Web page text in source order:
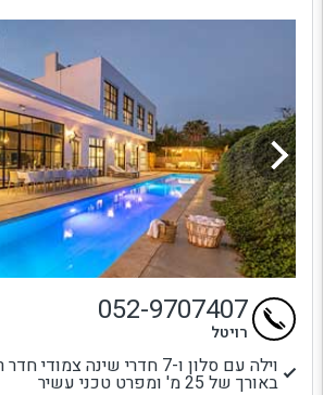
וילה עם סלון ו-7 חדרי שינה
באורך של 25 מ' ומפרט טכני עשיר
052-9707407
רויטל